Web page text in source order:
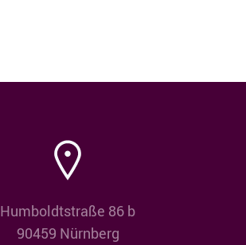
Humboldtstraße 86 b
90459 Nürnberg